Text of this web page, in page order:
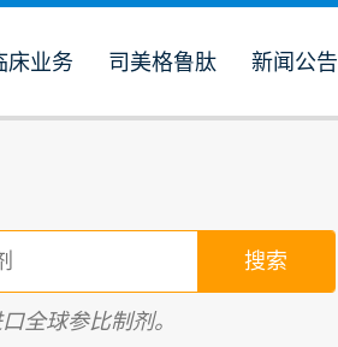
床业务 司美格鲁肽 新闻公告
全球参比制剂。